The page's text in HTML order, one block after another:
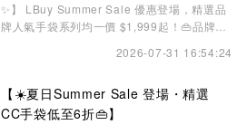
✨】 LBuy Summer Sale 優惠登場，精選品
牌人氣手袋系列均一價 $1,999起！👜品牌標
識度的立體輪廓。輕巧實用之餘，亦能輕鬆配
現低調而富有品味的時尚態度。 無論是肩
背、手提，還是作為整體造型的亮眼點綴，
2026-07-31 16:54:24
【☀️夏日Summer Sale 登場・精選
CC手袋低至6折👜】